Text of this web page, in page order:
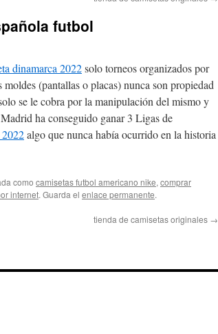
futbol
dinamarca 2022solo torneos organizados por
(pantallas o placas) nunca son propiedad
se le cobra por la manipulación del mismo y
ha conseguido ganar 3 Ligas de
algo que nunca había ocurrido en la historia
como camisetas futbol americano nike, comprar
internet. Guarda el enlace permanente.
tienda de camisetas originales →